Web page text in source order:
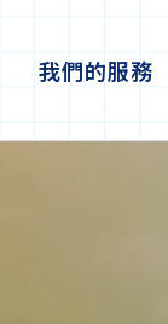
我們的服務